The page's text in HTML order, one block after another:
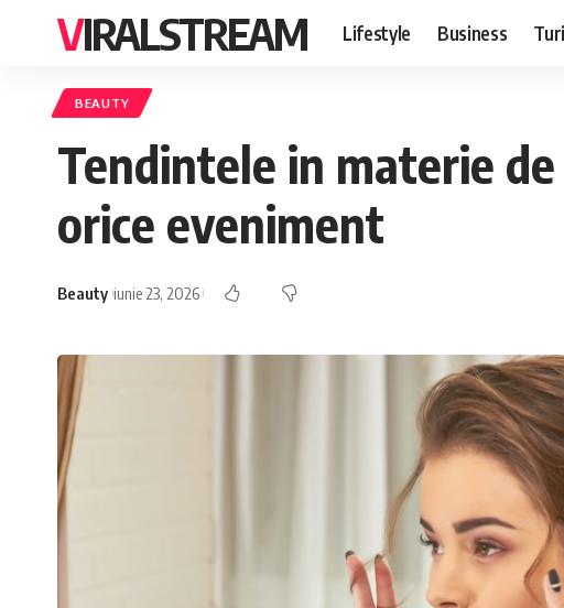
VIRALSTREAM Lifestyle Business
BEAUTY
Tendintele in materie
orice eveniment
Beauty iunie 23, 2026